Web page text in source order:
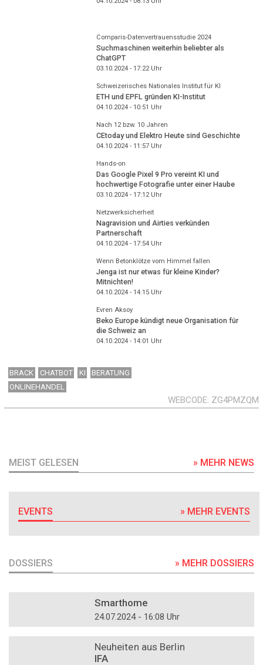
Comparis-Datenvertrauensstudie 2024
Suchmaschinen weiterhin beliebter als
ChatGPT
03.10.2024 - 17:22Uhr
Schweizerisches Nationales Institut für KI
ETH und EPFL gründen KI-Institut
04.10.2024 - 10:51 Uhr
Nach 12 bzw. 10 Jahren
CEtoday und Elektro Heute sind Geschichte
04.10.2024 - 11:57Uhr
Hands-on
Das Google Pixel 9 Pro vereint KI und
hochwertige Fotografie unter einer Haube
03.10.2024 - 17:12Uhr
Netzwerksicherheit
Nagravision und Airties verkünden
Partnerschaft
04.10.2024 - 17:54Uhr
Wenn Betonklötze vom Himmel fallen
Jenga ist nur etwas für kleine Kinder?
Mitnichten!
04.10.2024 - 14:15Uhr
Evren Aksoy
Beko Europe kündigt neue Organisation für
die Schweiz an
04.10.2024 - 14:01 Uhr
BRACK CHATBOT KI
BERATUNG
ONLINEHANDEL
WEBCODE ZG4PMZQM
MEIST GELESEN » MEHR NEWS
EVENTS » MEHR EVENTS
DOSSIERS » MEHR DOSSIERS
Smarthome
24.07.2024 - 16:08 Uhr
Neuheiten aus Berlin
IFA